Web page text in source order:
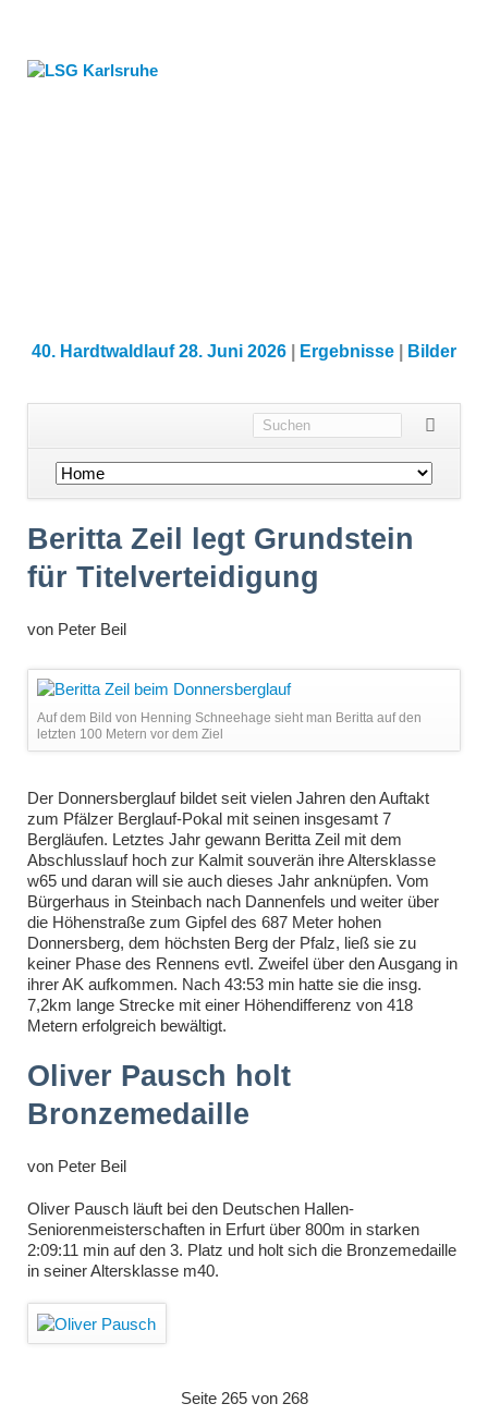
40. Hardtwaldlauf 28. Juni 2026 Ergebnisse Bilder
Navigation
Beritta Zeil legt Grundstein
für Titelverteidigung
von Peter Beil
Auf dem Bild von Henning Schneehage sieht man Beritta auf den
letzten 100 Metern vor dem Ziel
Der Donnersberglauf bildet seit vielen Jahren den Auftakt
zum Pfälzer Berglauf-Pokal mit seinen insgesamt 7
Bergläufen. Letztes Jahr gewann Beritta Zeil mit dem
Abschlusslauf hoch zur Kalmit souverän ihre Altersklasse
w65 und daran will sie auch dieses Jahr anknüpfen. Vom
Bürgerhaus in Steinbach nach Dannenfels und weiter über
die Höhenstraße zum Gipfel des 687 Meter hohen
Donnersberg, dem höchsten Berg der Pfalz, ließ sie zu
keiner Phase des Rennens evtl. Zweifel über den Ausgang in
ihrer AK aufkommen. Nach 43:53 min hatte sie die insg.
7,2km lange Strecke mit einer Höhendifferenz von 418
Metern erfolgreich bewältigt.
Oliver Pausch holt
Bronzemedaille
von Peter Beil
Oliver Pausch läuft bei den Deutschen Hallen-
Seniorenmeisterschaften in Erfurt über 800m in starken
2:09:11 min auf den 3. Platz und holt sich die Bronzemedaille
in seiner Altersklasse m40.
Seite 265 von 268